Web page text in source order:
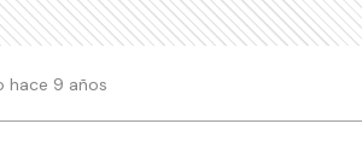
hace 9 años